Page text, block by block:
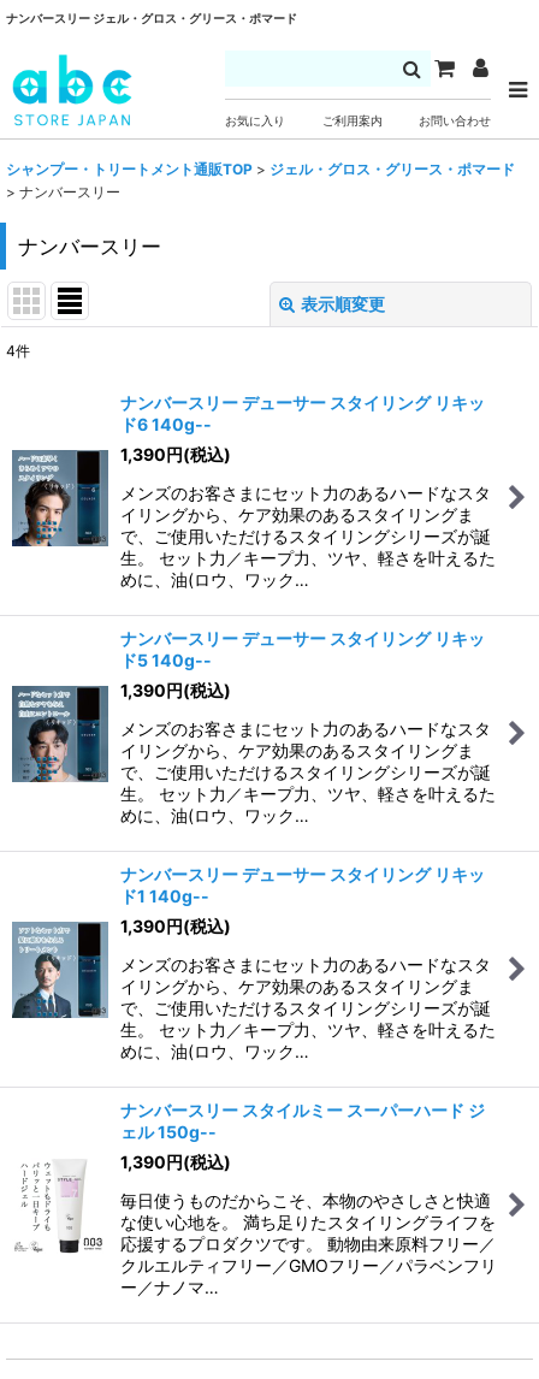
ナンバースリー ジェル・グロス・グリース・ポマード
お気に入り ご利用案内 お問い合わせ
シャンプー・トリートメント通販TOP > ジェル・グロス・グリース・ポマード
> ナンバースリー
ナンバースリー
表示順変更
絞り込む
4件
ナンバースリー デューサー スタイリング リキッ
ド6 140g--
1,390円(税込)
メンズのお客さまにセット力のあるハードなスタ
イリングから、ケア効果のあるスタイリングま
で、ご使用いただけるスタイリングシリーズが誕
生。 セット力／キープ力、ツヤ、軽さを叶えるた
めに、油(ロウ、ワック…
ナンバースリー デューサー スタイリング リキッ
ド5 140g--
1,390円(税込)
メンズのお客さまにセット力のあるハードなスタ
イリングから、ケア効果のあるスタイリングま
で、ご使用いただけるスタイリングシリーズが誕
生。 セット力／キープ力、ツヤ、軽さを叶えるた
めに、油(ロウ、ワック…
ナンバースリー デューサー スタイリング リキッ
ド1 140g--
1,390円(税込)
メンズのお客さまにセット力のあるハードなスタ
イリングから、ケア効果のあるスタイリングま
で、ご使用いただけるスタイリングシリーズが誕
生。 セット力／キープ力、ツヤ、軽さを叶えるた
めに、油(ロウ、ワック…
ナンバースリー スタイルミー スーパーハード ジ
ェル 150g--
1,390円(税込)
毎日使うものだからこそ、本物のやさしさと快適
な使い心地を。 満ち足りたスタイリングライフを
応援するプロダクツです。 動物由来原料フリー／
クルエルティフリー／GMOフリー／パラベンフリ
ー／ナノマ…